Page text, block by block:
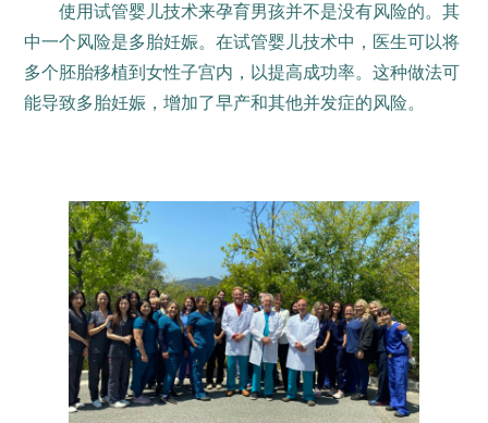
使用试管婴儿技术来孕育男孩并不是没有风险的。其
中一个风险是多胎妊娠。在试管婴儿技术中，医生可以将
多个胚胎移植到女性子宫内，以提高成功率。这种做法可
能导致多胎妊娠，增加了早产和其他并发症的风险。